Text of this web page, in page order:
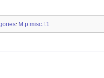
: M.p.misc.f.1